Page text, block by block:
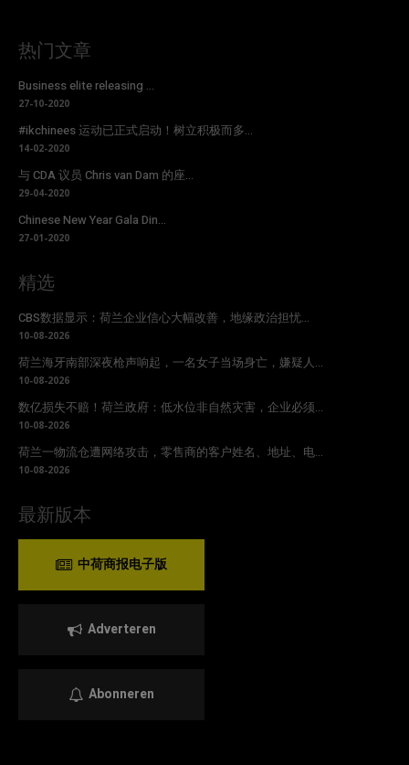
热门文章
Business elite releasing ...
27-10-2020
#ikchinees 运动已正式启动！树立积极而多...
14-02-2020
与 CDA 议员 Chris van Dam 的座...
29-04-2020
Chinese New Year Gala Din...
27-01-2020
精选
CBS数据显示：荷兰企业信心大幅改善，地缘政治担忧...
10-08-2026
荷兰海牙南部深夜枪声响起，一名女子当场身亡，嫌疑人...
10-08-2026
数亿损失不赔！荷兰政府：低水位非自然灾害，企业必须...
10-08-2026
荷兰一物流仓遭网络攻击，零售商的客户姓名、地址、电...
10-08-2026
最新版本
中荷商报电子版
Adverteren
Abonneren